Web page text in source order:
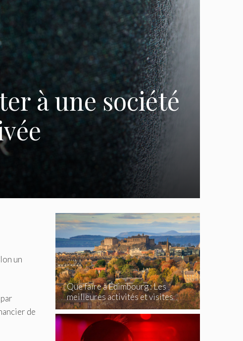
à une société
un
de
Que faire à Édimbourg : Les
meilleures activités et visites
incontournables